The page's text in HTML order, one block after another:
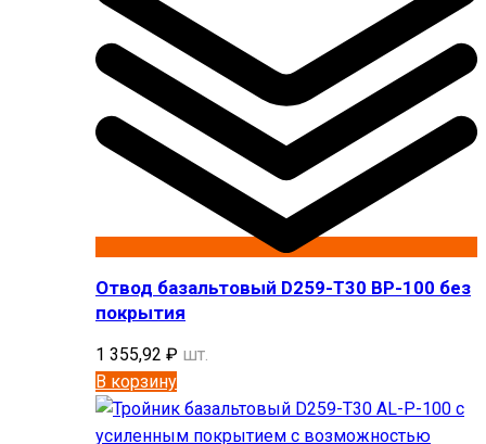
Отвод базальтовый D259-T30 BP-100 без
покрытия
1 355,92 ₽ шт.
В корзину